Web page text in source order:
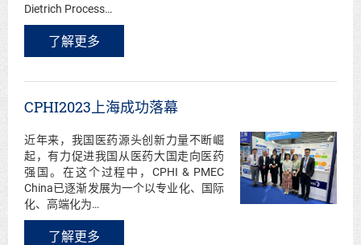
Dietrich Process…
了解更多
CPHI2023上海成功落幕
近年来，我国医药源头创新力量不断崛
起，有力促进我国从医药大国走向医药
强国。在这个过程中，CPHI & PMEC
China已逐渐发展为一个以专业化、国际
化、高端化为…
了解更多